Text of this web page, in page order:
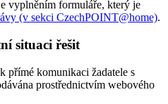
vyplněním formuláře, který je
(v sekci CzechPOINT@home).
situaci řešit
přímé komunikaci žadatele s
prostřednictvím webového